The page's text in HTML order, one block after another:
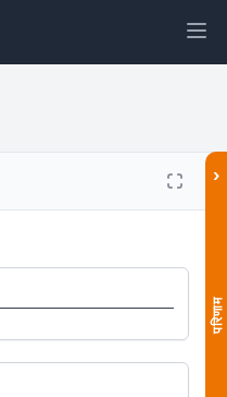
और सटीक रूपांतरण विजेट
›
परिणाम